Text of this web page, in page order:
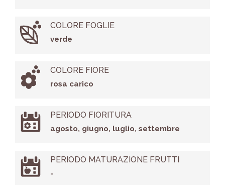
COLORE FOGLIE
verde
COLORE FIORE
rosa carico
PERIODO FIORITURA
agosto, giugno, luglio, settembre
PERIODO MATURAZIONE FRUTTI
-